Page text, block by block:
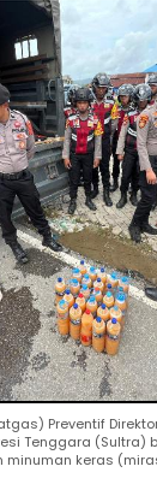
Preventif
Tenggara (Sultra)
minuman keras